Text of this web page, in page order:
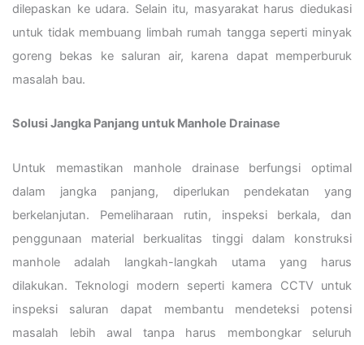
dilepaskan ke udara. Selain itu, masyarakat harus diedukasi
untuk tidak membuang limbah rumah tangga seperti minyak
goreng bekas ke saluran air, karena dapat memperburuk
masalah bau.
Solusi Jangka Panjang untuk Manhole Drainase
Untuk memastikan manhole drainase berfungsi optimal
dalam jangka panjang, diperlukan pendekatan yang
berkelanjutan. Pemeliharaan rutin, inspeksi berkala, dan
penggunaan material berkualitas tinggi dalam konstruksi
manhole adalah langkah-langkah utama yang harus
dilakukan. Teknologi modern seperti kamera CCTV untuk
inspeksi saluran dapat membantu mendeteksi potensi
masalah lebih awal tanpa harus membongkar seluruh